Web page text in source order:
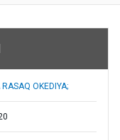
RASAQ OKEDIYA;